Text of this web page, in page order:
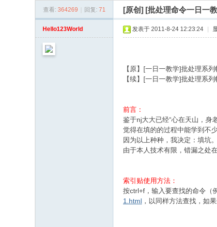
查看: 364269 回复: 71 [原创] [批处理命令一日一
Hello123World 发表于 2011-8-24 12:23:24
【原】[一日一教学]批处理系列
【续】[一日一教学]批处理系列
前言：
鉴于nj大大已经“心在天山，身
觉得在填的的过程中能学到不
因为以上种种，我决定：填坑。
由于本人技术有限，错漏之处
索引贴使用方法：
按ctrl+f，输入要查找的命令（
1.html ，以同样方法查找，如